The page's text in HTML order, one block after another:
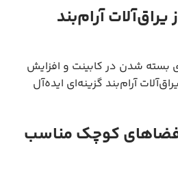
یراق‌آلات آرام‌بند
بسته شدن در کابینت و افزایش
آرام‌بند گزینه‌ای ایده‌آل
فضاهای کوچک مناسب